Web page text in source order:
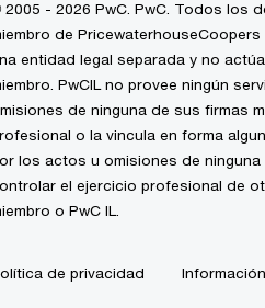
2005 - 2026 PwC. PwC. Todos los
de
entidad legal separada y no
PwCIL no provee ningún
de ninguna de sus firmas
o la vincula en forma
los actos u omisiones de
el ejercicio profesional de
o PwC IL.
de privacidad